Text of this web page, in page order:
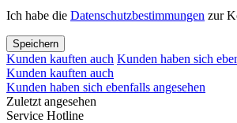
Ich habe die Datenschutzbestimmungen zur
Speichern
Kunden kauften auch Kunden haben sich
Kunden kauften auch
Kunden haben sich ebenfalls angesehen
Zuletzt angesehen
Service Hotline